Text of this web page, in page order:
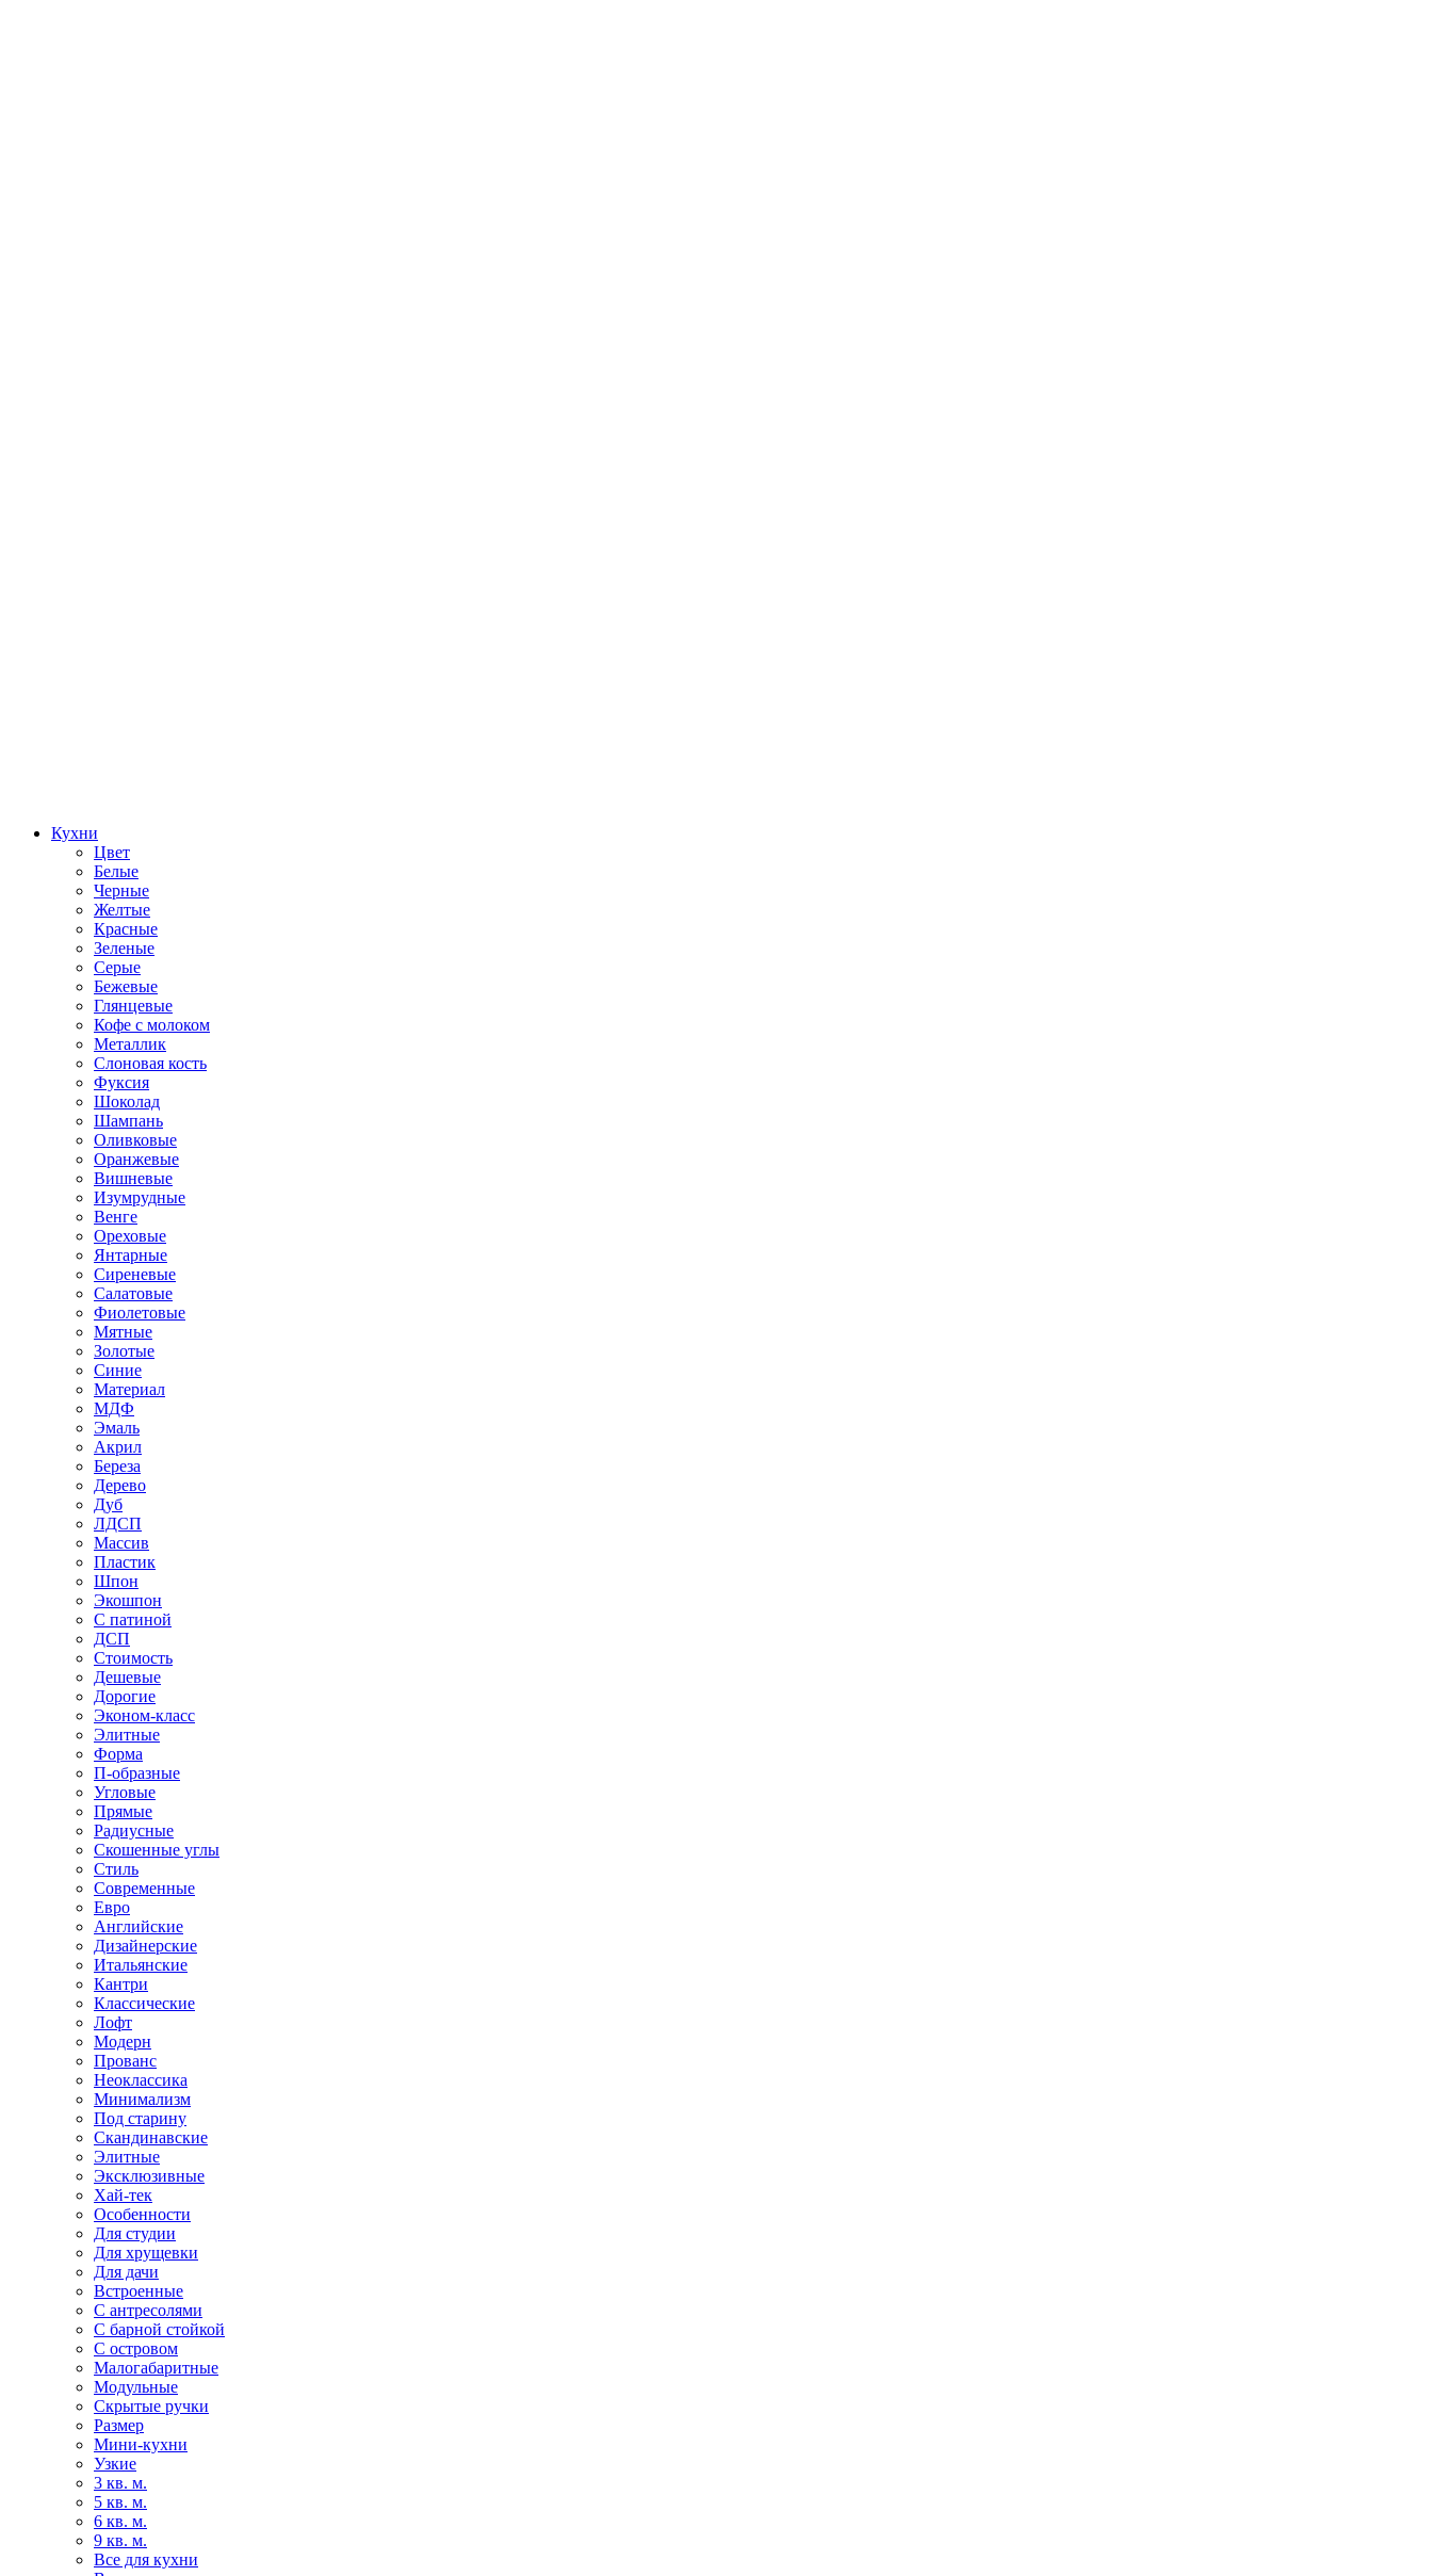
Кухни
Цвет
Белые
Черные
Желтые
Красные
Зеленые
Серые
Бежевые
Глянцевые
Кофе с молоком
Металлик
Слоновая кость
Фуксия
Шоколад
Шампань
Оливковые
Оранжевые
Вишневые
Изумрудные
Венге
Ореховые
Янтарные
Сиреневые
Салатовые
Фиолетовые
Мятные
Золотые
Синие
Материал
МДФ
Эмаль
Акрил
Береза
Дерево
Дуб
ЛДСП
Массив
Пластик
Шпон
Экошпон
С патиной
ДСП
Стоимость
Дешевые
Дорогие
Эконом-класс
Элитные
Форма
П-образные
Угловые
Прямые
Радиусные
Скошенные углы
Стиль
Современные
Евро
Английские
Дизайнерские
Итальянские
Кантри
Классические
Лофт
Модерн
Прованс
Неоклассика
Минимализм
Под старину
Скандинавские
Элитные
Эксклюзивные
Хай-тек
Особенности
Для студии
Для хрущевки
Для дачи
Встроенные
С антресолями
С барной стойкой
С островом
Малогабаритные
Модульные
Скрытые ручки
Размер
Мини-кухни
Узкие
3 кв. м.
5 кв. м.
6 кв. м.
9 кв. м.
Все для кухни